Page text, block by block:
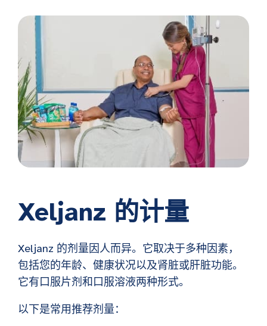
Xeljanz 的计量
Xeljanz 的剂量因人而异。它取决于多种因素，
包括您的年龄、健康状况以及肾脏或肝脏功能。
它有口服片剂和口服溶液两种形式。
以下是常用推荐剂量：